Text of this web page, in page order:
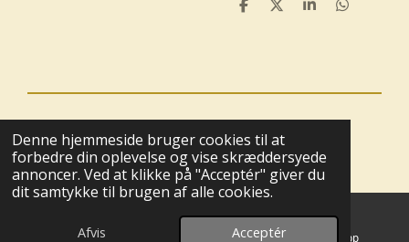
Denne hjemmeside bruger cookies til at
forbedre din oplevelse og vise skræddersyede
annoncer. Ved at klikke på "Acceptér" giver du
dit samtykke til brugen af alle cookies.
Afvis Acceptér
D
D
D
D
© 2025 - 2026 Boutique BoHome
Drevet afWebador
E-mail WhatsApp